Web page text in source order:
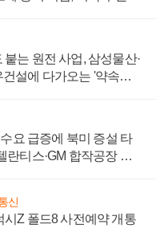
는 원전 사업, 삼성물산·
건설에 다가오는 '약속의
요 급증에 북미 증설 타
란티스·GM 합작공장 건
신
시Z 폴드8 사전예약 개통